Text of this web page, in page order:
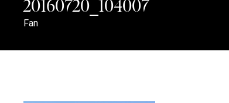
20160720_104007
Fan